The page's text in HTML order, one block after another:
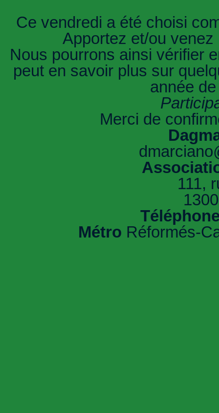
Ce vendredi a été choisi
Apportez et/ou
Nous pourrons ainsi vérifier
peut en savoir plus sur
année
Merci de
111,
Métro Réformés-